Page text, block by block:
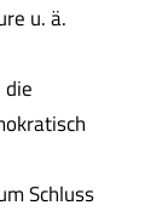
u. ä.
Schluss